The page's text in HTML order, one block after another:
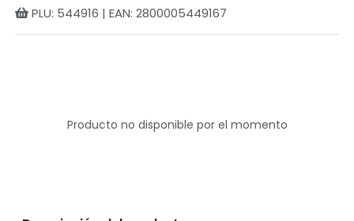
PLU: 544916 | EAN: 2800005449167
Producto no disponible por el momento